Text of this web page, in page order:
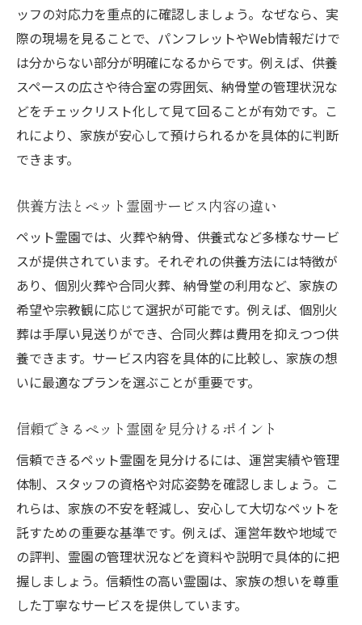
ッフの対応力を重点的に確認しましょう。なぜなら、実
際の現場を見ることで、パンフレットやWeb情報だけで
は分からない部分が明確になるからです。例えば、供養
スペースの広さや待合室の雰囲気、納骨堂の管理状況な
どをチェックリスト化して見て回ることが有効です。こ
れにより、家族が安心して預けられるかを具体的に判断
できます。
供養方法とペット霊園サービス内容の違い
ペット霊園では、火葬や納骨、供養式など多様なサービ
スが提供されています。それぞれの供養方法には特徴が
あり、個別火葬や合同火葬、納骨堂の利用など、家族の
希望や宗教観に応じて選択が可能です。例えば、個別火
葬は手厚い見送りができ、合同火葬は費用を抑えつつ供
養できます。サービス内容を具体的に比較し、家族の想
いに最適なプランを選ぶことが重要です。
信頼できるペット霊園を見分けるポイント
信頼できるペット霊園を見分けるには、運営実績や管理
体制、スタッフの資格や対応姿勢を確認しましょう。こ
れらは、家族の不安を軽減し、安心して大切なペットを
託すための重要な基準です。例えば、運営年数や地域で
の評判、霊園の管理状況などを資料や説明で具体的に把
握しましょう。信頼性の高い霊園は、家族の想いを尊重
した丁寧なサービスを提供しています。